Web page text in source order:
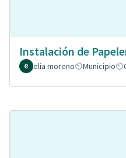
Instalación de
elia moreno
Municipio